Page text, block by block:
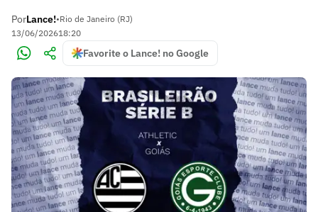
PorLance!•Rio de Janeiro (RJ)
13/06/202618:20
Favorite o Lance! no Google